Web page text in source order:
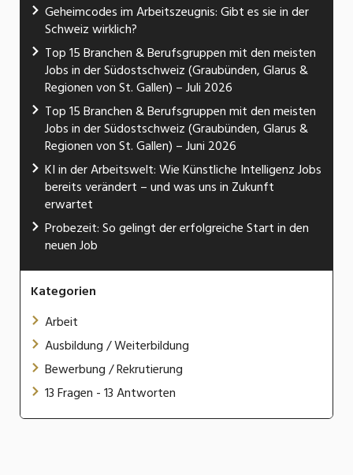
Geheimcodes im Arbeitszeugnis: Gibt es sie in der
Schweiz wirklich?
Top 15 Branchen & Berufsgruppen mit den meisten
Jobs in der Südostschweiz (Graubünden, Glarus &
Regionen von St. Gallen) – Juli 2026
Top 15 Branchen & Berufsgruppen mit den meisten
Jobs in der Südostschweiz (Graubünden, Glarus &
Regionen von St. Gallen) – Juni 2026
KI in der Arbeitswelt: Wie Künstliche Intelligenz Jobs
bereits verändert – und was uns in Zukunft
erwartet
Probezeit: So gelingt der erfolgreiche Start in den
neuen Job
Kategorien
Arbeit
Ausbildung / Weiterbildung
Bewerbung / Rekrutierung
13 Fragen - 13 Antworten